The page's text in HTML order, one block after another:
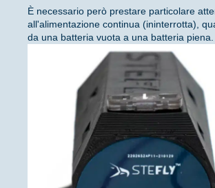
È necessario però prestare particolare
all'alimentazione continua (ininterrotta),
da una batteria vuota a una batteria piena.